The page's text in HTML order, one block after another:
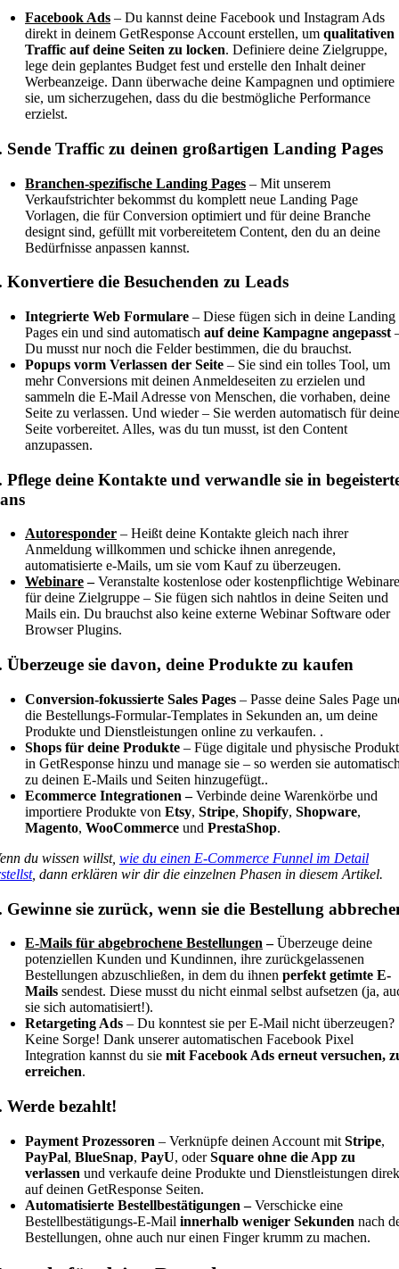
Facebook Ads – Du kannst deine Facebook und Instagram Ads
direkt in deinem GetResponse Account erstellen, um qualitativen
Traffic auf deine Seiten zu locken. Definiere deine Zielgruppe,
lege dein geplantes Budget fest und erstelle den Inhalt deiner
Werbeanzeige. Dann überwache deine Kampagnen und optimiere
sie, um sicherzugehen, dass du die bestmögliche Performance
erzielst.
Sende Traffic zu deinen großartigen Landing Pages
Branchen-spezifische Landing Pages – Mit unserem
Verkaufstrichter bekommst du komplett neue Landing Page
Vorlagen, die für Conversion optimiert und für deine Branche
designt sind, gefüllt mit vorbereitetem Content, den du an deine
Bedürfnisse anpassen kannst.
Konvertiere die Besuchenden zu Leads
Integrierte Web Formulare – Diese fügen sich in deine Landing
Pages ein und sind automatisch auf deine Kampagne angepasst
Du musst nur noch die Felder bestimmen, die du brauchst.
Popups vorm Verlassen der Seite – Sie sind ein tolles Tool, um
mehr Conversions mit deinen Anmeldeseiten zu erzielen und
sammeln die E-Mail Adresse von Menschen, die vorhaben, deine
Seite zu verlassen. Und wieder – Sie werden automatisch für deine
Seite vorbereitet. Alles, was du tun musst, ist den Content
anzupassen.
Pflege deine Kontakte und verwandle sie in
Autoresponder – Heißt deine Kontakte gleich nach ihrer
Anmeldung willkommen und schicke ihnen anregende,
automatisierte e-Mails, um sie vom Kauf zu überzeugen.
Webinare–Veranstalte kostenlose oder kostenpflichtige Webinare
für deine Zielgruppe – Sie fügen sich nahtlos in deine Seiten und
Mails ein. Du brauchst also keine externe Webinar Software oder
Browser Plugins.
Überzeuge sie davon, deine Produkte zu kaufen
Conversion-fokussierte Sales Pages – Passe deine Sales Page
die Bestellungs-Formular-Templates in Sekunden an, um deine
Produkte und Dienstleistungen online zu verkaufen. .
Shops für deine Produkte – Füge digitale und physische
in GetResponse hinzu und manage sie – so werden sie
zu deinen E-Mails und Seiten hinzugefügt..
Ecommerce Integrationen –Verbinde deine Warenkörbe und
importiere Produkte von Etsy, Stripe, Shopify, Shopware,
Magento, WooCommerce und PrestaShop.
du wissen willst, wie du einen E-Commerce Funnel im Detail
, dann erklären wir dir die einzelnen Phasen in diesem Artikel.
Gewinne sie zurück, wenn sie die Bestellung
E-Mails für abgebrochene Bestellungen –Überzeuge deine
potenziellen Kunden und Kundinnen, ihre zurückgelassenen
Bestellungen abzuschließen, in dem du ihnen perfekt getimte E-
Mails sendest. Diese musst du nicht einmal selbst aufsetzen (ja,
sie sich automatisiert!).
Retargeting Ads – Du konntest sie per E-Mail nicht überzeugen?
Keine Sorge! Dank unserer automatischen Facebook Pixel
Integration kannst du sie mit Facebook Ads erneut versuchen,
erreichen.
Werde bezahlt!
Payment Prozessoren – Verknüpfe deinen Account mit Stripe,
PayPal, BlueSnap, PayU, oderSquare ohne die App zu
verlassen und verkaufe deine Produkte und Dienstleistungen
auf deinen GetResponse Seiten.
Automatisierte Bestellbestätigungen –Verschicke eine
Bestellbestätigungs-E-Mail innerhalb weniger Sekunden nach
Bestellungen, ohne auch nur einen Finger krumm zu machen.